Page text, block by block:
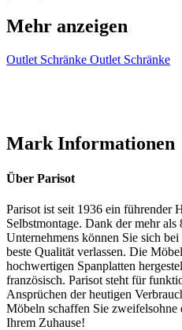
Mehr anzeigen
Outlet Schränke Outlet Schränke
Mark Informationen
Über Parisot
Parisot ist seit 1936 ein führender
Selbstmontage. Dank der mehr
Unternehmens können Sie sich
beste Qualität verlassen. Die
hochwertigen Spanplatten
französisch. Parisot steht für
Ansprüchen der heutigen
Möbeln schaffen Sie zweifelsohne
Ihrem Zuhause!